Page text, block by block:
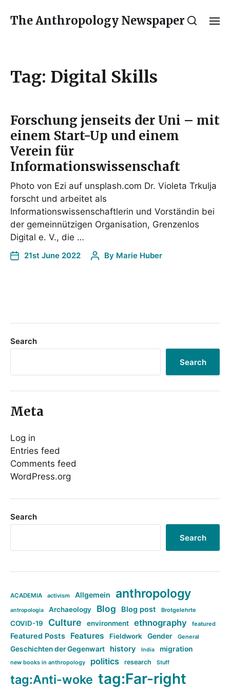
The Anthropology Newspaper
Tag: Digital Skills
Forschung jenseits der Uni – mit
einem Start-Up und einem
Verein für
Informationswissenschaft
Photo von Ezi auf unsplash.com Dr. Violeta Trkulja
forscht und arbeitet als
Informationswissenschaftlerin und Vorständin bei
der gemeinnützigen Organisation, Grenzenlos
Digital e. V., die …
21st June 2022 By Marie Huber
Search
Search
Meta
Log in
Entries feed
Comments feed
WordPress.org
Search
Search
ACADEMIA activism Allgemein anthropology
antropologia Archaeology Blog Blog post Brotgelehrte
COVID-19 Culture environment ethnography featured
Featured Posts Features Fieldwork Gender General
Geschichten der Gegenwart history India migration
new books in anthropology politics research Stuff
tag:Anti-woke tag:Far-right